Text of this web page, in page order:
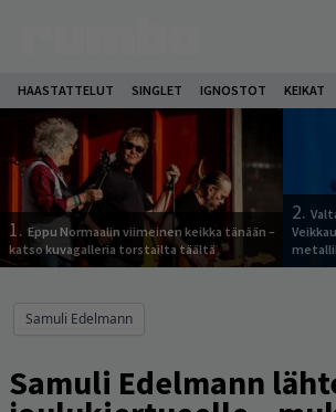
HAASTATTELUT SINGLET IGNOSTOT KEIKAT
1. Eppu Normaalin viimeinen keikka tänään –
katso kuvagalleria torstailta täältä
2.
Samuli Edelmann
Samuli Edelmann